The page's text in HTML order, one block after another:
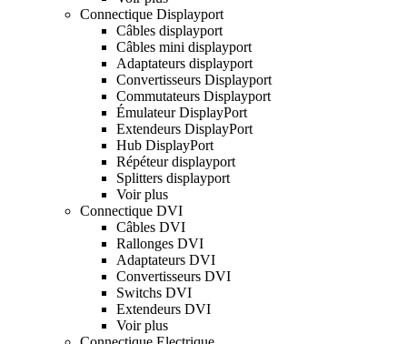
Connectique Displayport
Câbles displayport
Câbles mini displayport
Adaptateurs displayport
Convertisseurs Displayport
Commutateurs Displayport
Émulateur DisplayPort
Extendeurs DisplayPort
Hub DisplayPort
Répéteur displayport
Splitters displayport
Voir plus
Connectique DVI
Câbles DVI
Rallonges DVI
Adaptateurs DVI
Convertisseurs DVI
Switchs DVI
Extendeurs DVI
Voir plus